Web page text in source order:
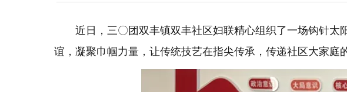
近日，三〇团双丰镇双丰社区妇联精心组织了一场钩针
谊，凝聚巾帼力量，让传统技艺在指尖传承，传递社区大家庭